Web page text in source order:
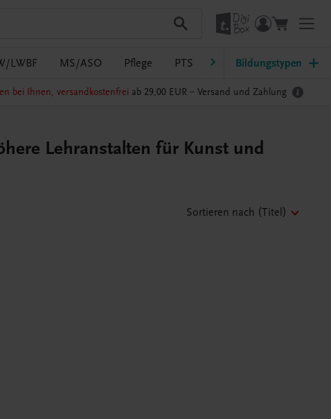
LWBF MS/ASO Pflege PTS Südtirol Ratgeber
Bildungstypen
bei Ihnen, versandkostenfrei ab 29,00 EUR – Versand und Zahlung
Lehranstalten für Kunst und
Sortieren nach (Titel)